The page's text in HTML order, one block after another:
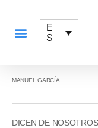
E
S
MANUEL GARCÍA
DICEN DE NOSOTROS